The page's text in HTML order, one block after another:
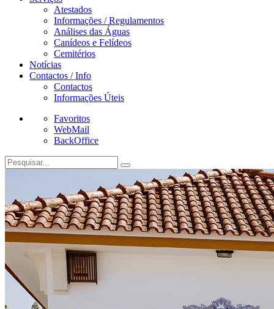
Atestados
Informações / Regulamentos
Análises das Águas
Canídeos e Felídeos
Cemitérios
Notícias
Contactos / Info
Contactos
Informações Úteis
Favoritos
WebMail
BackOffice